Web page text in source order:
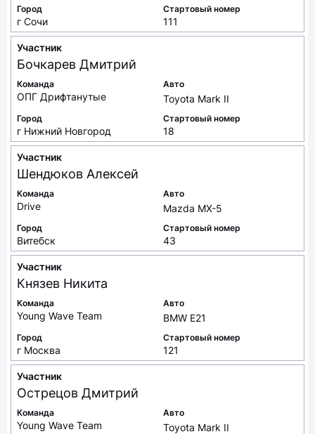
Город
г Сочи
Стартовый номер
111
Участник
Бочкарев Дмитрий
Команда
ОПГ Дрифтанутые
Авто
Toyota Mark II
Город
г Нижний Новгород
Стартовый номер
18
Участник
Шендюков Алексей
Команда
Drive
Авто
Mazda MX-5
Город
Витебск
Стартовый номер
43
Участник
Князев Никита
Команда
Young Wave Team
Авто
BMW E21
Город
г Москва
Стартовый номер
121
Участник
Острецов Дмитрий
Команда
Young Wave Team
Авто
Toyota Mark II